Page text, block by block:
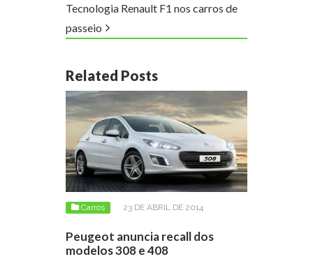
Tecnologia Renault F1 nos carros de
passeio
Related Posts
Carros 23 DE ABRIL DE 2014
Peugeot anuncia recall dos
modelos 308 e 408